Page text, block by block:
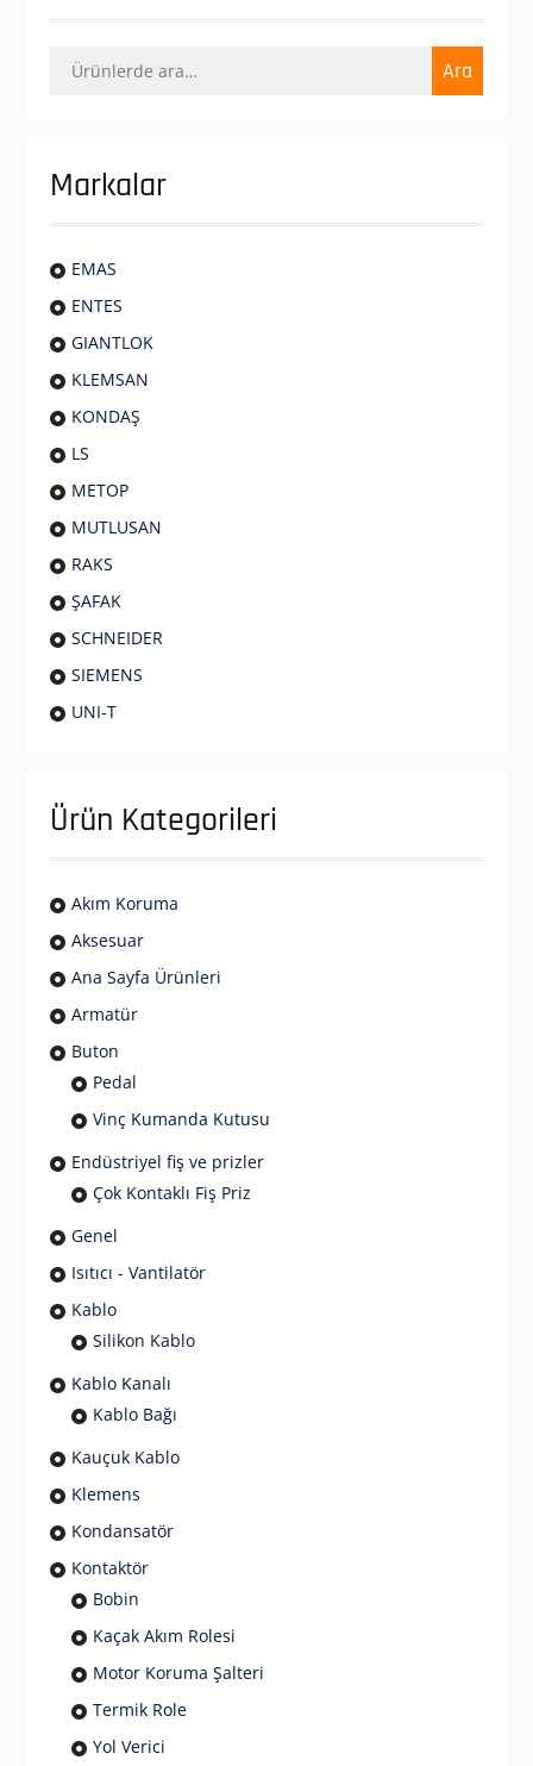
Ara: Ara
Markalar
EMAS
ENTES
GIANTLOK
KLEMSAN
KONDAŞ
LS
METOP
MUTLUSAN
RAKS
ŞAFAK
SCHNEIDER
SIEMENS
UNI-T
Ürün Kategorileri
Akım Koruma
Aksesuar
Ana Sayfa Ürünleri
Armatür
Buton
Pedal
Vinç Kumanda Kutusu
Endüstriyel fiş ve prizler
Çok Kontaklı Fiş Priz
Genel
Isıtıcı - Vantilatör
Kablo
Silikon Kablo
Kablo Kanalı
Kablo Bağı
Kauçuk Kablo
Klemens
Kondansatör
Kontaktör
Bobin
Kaçak Akım Rolesi
Motor Koruma Şalteri
Termik Role
Yol Verici